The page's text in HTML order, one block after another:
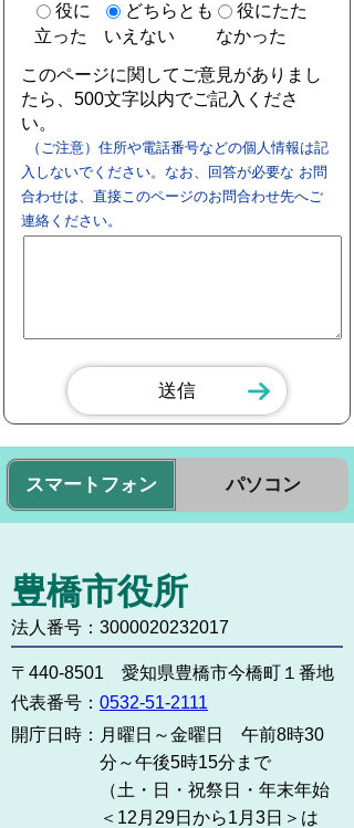
役に
立った
どちらとも
いえない
役にたた
なかった
このページに関してご意見がありまし
たら、500文字以内でご記入くださ
い。
（ご注意）住所や電話番号などの個人情報は記
入しないでください。なお、回答が必要な お問
合わせは、直接このページのお問合わせ先へご
連絡ください。
スマートフォン パソコン
豊橋市役所
法人番号：3000020232017
〒440-8501 愛知県豊橋市今橋町１番地
代表番号： 0532-51-2111
開庁日時： 月曜日～金曜日 午前8時30
分～午後5時15分まで
（土・日・祝祭日・年末年始
＜12月29日から1月3日＞は